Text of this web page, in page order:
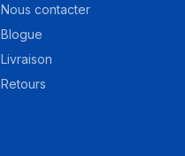
Nous contacter
Blogue
Livraison
Retours